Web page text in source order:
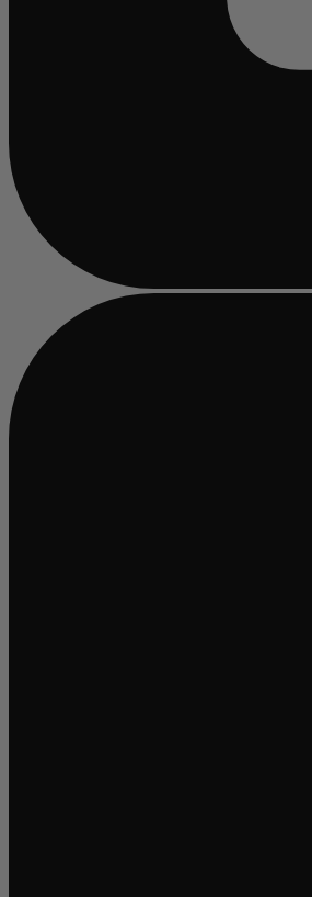
Chargement...